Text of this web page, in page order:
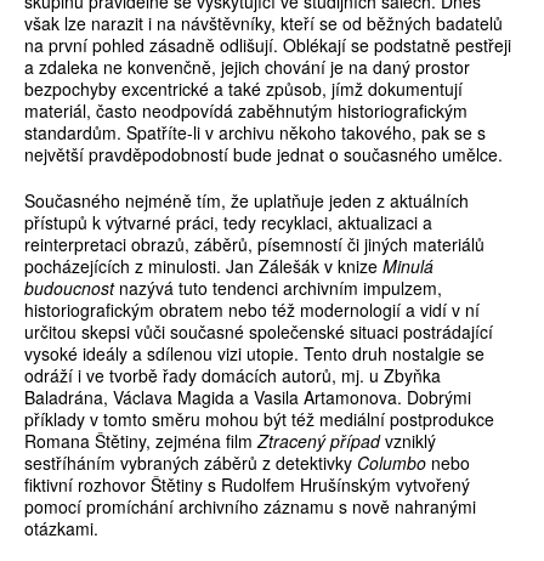
však lze narazit i na návštěvníky, kteří se od běžných badatelů
na první pohled zásadně odlišují. Oblékají se podstatně pestřeji
a zdaleka ne konvenčně, jejich chování je na daný prostor
bezpochyby excentrické a také způsob, jímž dokumentují
materiál, často neodpovídá zaběhnutým historiografickým
standardům. Spatříte-li v archivu někoho takového, pak se s
největší pravděpodobností bude jednat o současného umělce.
Současného nejméně tím, že uplatňuje jeden z aktuálních
přístupů k výtvarné práci, tedy recyklaci, aktualizaci a
reinterpretaci obrazů, záběrů, písemností či jiných materiálů
pocházejících z minulosti. Jan Zálešák v knize Minulá
budoucnostnazývá tuto tendenci archivním impulzem,
historiografickým obratem nebo též modernologií a vidí v ní
určitou skepsi vůči současné společenské situaci postrádající
vysoké ideály a sdílenou vizi utopie. Tento druh nostalgie se
odráží i ve tvorbě řady domácích autorů, mj. u Zbyňka
Baladrána, Václava Magida a Vasila Artamonova. Dobrými
příklady v tomto směru mohou být též mediální postprodukce
Romana Štětiny, zejména filmZtracený případvzniklý
sestříháním vybraných záběrů z detektivky Columbo nebo
fiktivní rozhovor Štětiny s Rudolfem Hrušínským vytvořený
pomocí promíchání archivního záznamu s nově nahranými
otázkami.